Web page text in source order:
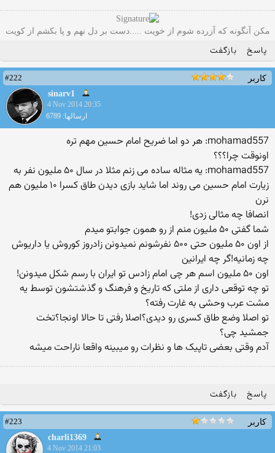
مکن آنگونه که آزرده شوم از خویت .....دست بر دل نهم و پا بکشم از کویت
پاسخ بازگفت
کاربر
#222
sinarv1
4 Nov 2014 20:35
ارسالها: 6789
mohamad557: هر دو اما ضریح امام حسین مهم تره
اونوقت چرا؟؟؟
mohamad557: یه مثاله ساده می زنم مثلا در سال ۵۰ ملیون نفر به
زیارت امام حسین می روند اما شاید بازی دیدن طاق کسرا ۱۰ ملیون هم
نرن
انصافا چه مثالی زدی!
شما گفتی ۵۰ ملیون منم از رو همون جوابتو میدم
از اون ۵۰ ملیون حتی ۵۰۰ نفرشونم نمیدونن زادروز کوروش یا داریوش
چه زمانیه!گر چه ایرانین
اون ۵۰ ملیون اسم هر چی امام زادس تو ایران با رسم شکل میدونن!
تو چه توقعی داری از ملتی که تاریخ و فرهنگ و گذشتشون توسط یه
مشت عرب وحشی به غارت رفته؟
تو اصلا وضع طاق کسری رو دیدی؟اصلا رفتی تا حالا اونجا؟تخت
جمشید چی؟
آدم وقتی بعضی تاپیک ها و نظرات رو میبینه واقعا ناراحت میشه
پاسخ بازگفت
کاربر
#223
charli1369
4 Nov 2014 21:03